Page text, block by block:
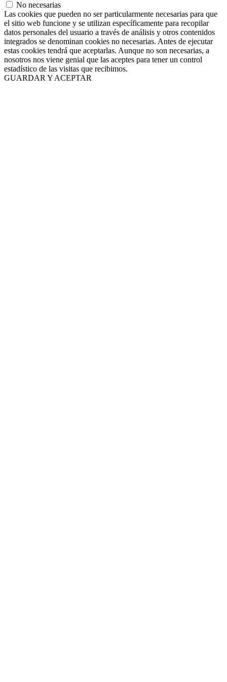
No necesarias
Las cookies que pueden no ser particularmente necesarias para que
el sitio web funcione y se utilizan específicamente para recopilar
datos personales del usuario a través de análisis y otros contenidos
integrados se denominan cookies no necesarias. Antes de ejecutar
estas cookies tendrá que aceptarlas. Aunque no son necesarias, a
nosotros nos viene genial que las aceptes para tener un control
estadístico de las visitas que recibimos.
GUARDAR Y ACEPTAR